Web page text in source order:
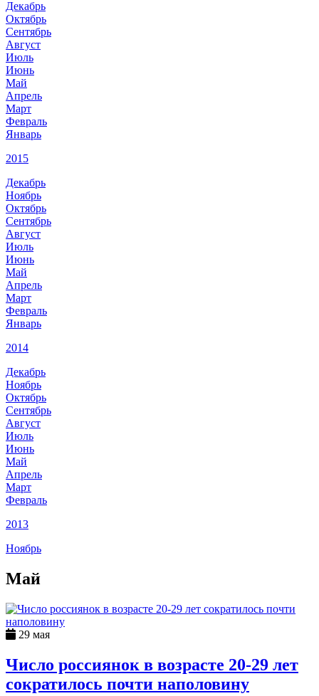
Декабрь
Октябрь
Сентябрь
Август
Июль
Июнь
Май
Апрель
Март
Февраль
Январь
2015
Декабрь
Ноябрь
Октябрь
Сентябрь
Август
Июль
Июнь
Май
Апрель
Март
Февраль
Январь
2014
Декабрь
Ноябрь
Октябрь
Сентябрь
Август
Июль
Июнь
Май
Апрель
Март
Февраль
2013
Ноябрь
Май
29 мая
Число россиянок в возрасте 20-29 лет
сократилось почти наполовину